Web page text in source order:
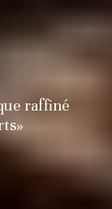
raffiné